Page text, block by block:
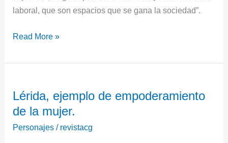
laboral, que son espacios que se gana la sociedad”.
Read More »
Lérida, ejemplo de empoderamiento
de la mujer.
Personajes / revistacg
ejemplo
de
empoderamiento